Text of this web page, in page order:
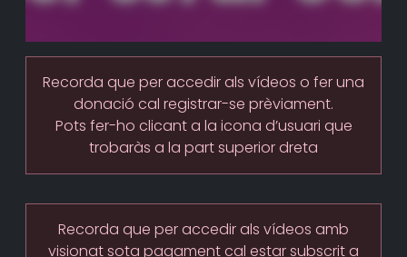
Recorda que per accedir als vídeos o fer una
donació cal registrar-se prèviament.
Pots fer-ho clicant a la icona d’usuari que
trobaràs a la part superior dreta
Recorda que per accedir als vídeos amb
visionat sota pagament cal estar subscrit a